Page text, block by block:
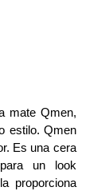
mate Qmen,
estilo. Qmen
Es una cera
un look
proporciona